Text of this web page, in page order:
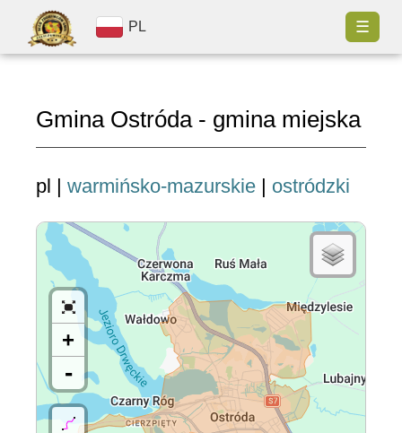
PL ☰
Gmina Ostróda - gmina miejska
pl | warmińsko-mazurskie | ostródzki
+
-